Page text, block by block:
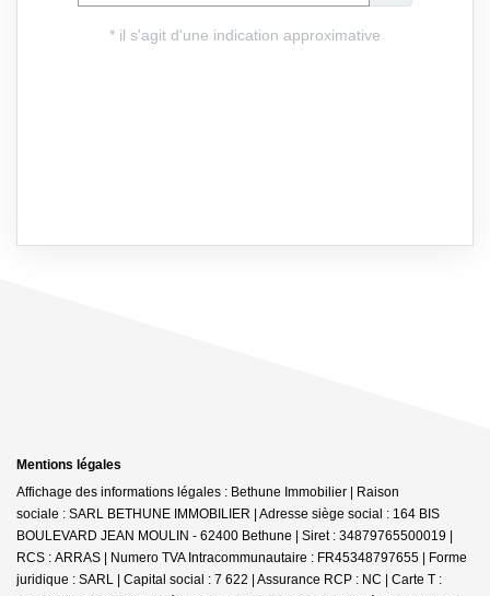
Mentions légales
Affichage des informations légales : Bethune Immobilier | Raison
sociale : SARL BETHUNE IMMOBILIER | Adresse siège social : 164 BIS
BOULEVARD JEAN MOULIN - 62400 Bethune | Siret : 34879765500019 |
RCS : ARRAS | Numero TVA Intracommunautaire : FR45348797655 | Forme
juridique : SARL | Capital social : 7 622 | Assurance RCP : NC | Carte T :